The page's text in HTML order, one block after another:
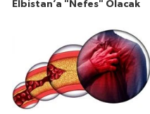
Elbistan’a "Nefes" Olacak